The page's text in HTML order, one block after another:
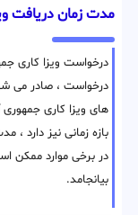
مدت زمان دریافت
درخواست ، صادر می
های ویزا کاری
بازه زمانی نیز دارد ،
در برخی موارد ممکن
بیانجامد.